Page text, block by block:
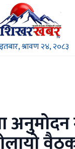
श्रावण २४, २०८३